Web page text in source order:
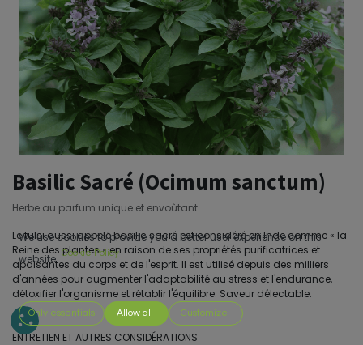
Basilic Sacré (Ocimum sanctum)
Herbe au parfum unique et envoûtant
Le tulsi aussi appelé basilic sacré est considéré en Inde comme « la
Reine des plantes » en raison de ses propriétés purificatrices et
apaisantes du corps et de l'esprit. Il est utilisé depuis des milliers
d'années pour augmenter l'adaptabilité au stress et l'endurance,
détoxifier l'organisme et rétablir l'équilibre. Saveur délectable.
ENTRETIEN ET AUTRES CONSIDÉRATIONS
We use cookies to provide you a better user experience on this
website. Cookie Policy
Only essentials Allow all Customize